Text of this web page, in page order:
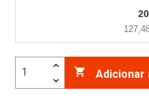
 Adicionar